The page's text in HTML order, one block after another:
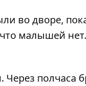
во дворе,
малышей
полчаса